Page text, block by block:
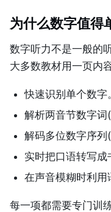
为什么数字值得
数字听力不是一般的
大多数教材用一页内
快速识别单个数字。
解析两音节数字词(
解码多位数字序列
实时把口语转写成
在声音模糊时利用
每一项都需要专门训